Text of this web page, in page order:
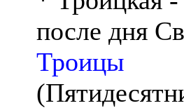
после дня
Троицы